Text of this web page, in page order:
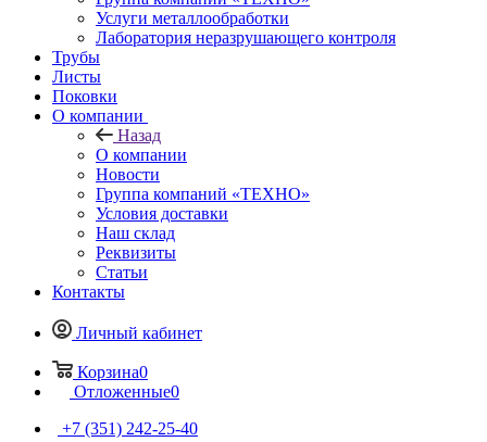
Услуги металлообработки
Лаборатория неразрушающего контроля
Трубы
Листы
Поковки
О компании
Назад
О компании
Новости
Группа компаний «ТЕХНО»
Условия доставки
Наш склад
Реквизиты
Статьи
Контакты
Личный кабинет
Корзина0
Отложенные0
+7 (351) 242-25-40